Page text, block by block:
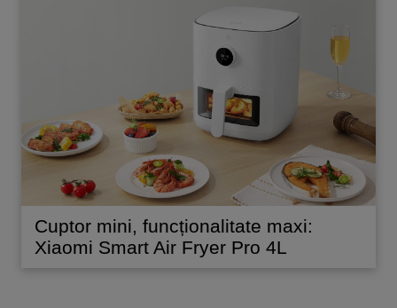
Cuptor mini, funcționalitate maxi:
Xiaomi Smart Air Fryer Pro 4L